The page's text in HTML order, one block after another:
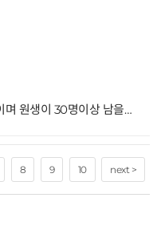
위치좋고 시설좋은 곳입니다.학원이전이며 원생이 30명이상 남을수 있어 인수원장님과의 협의가 필요한 곳입니다. 5/6층
8 9 10 next >